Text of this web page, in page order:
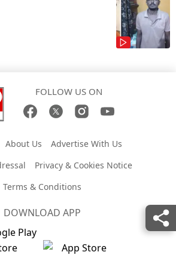
FOLLOW US ON
About Us
Advertise With Us
Privacy & Cookies Notice
Terms & Conditions
DOWNLOAD APP